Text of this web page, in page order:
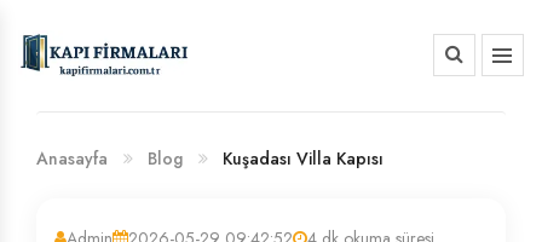
BANKA HESAP NUMARALARIMIZ
Anasayfa Blog Kuşadası Villa Kapısı